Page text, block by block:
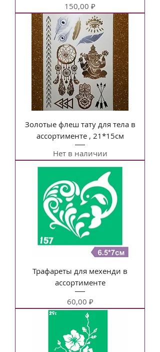
Цена
150,00 ₽
Золотые флеш тату для тела в
ассортименте , 21*15см
Нет в наличии
Трафареты для мехенди в
ассортименте
Цена
60,00 ₽